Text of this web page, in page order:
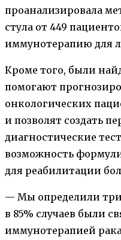
проанализировала
стула от 449
иммунотерапию для
Кроме того, были
помогают
онкологических
и позволят создать
диагностические
возможность
для реабилитации
— Мы определили
в 85% случаев были
иммунотерапией